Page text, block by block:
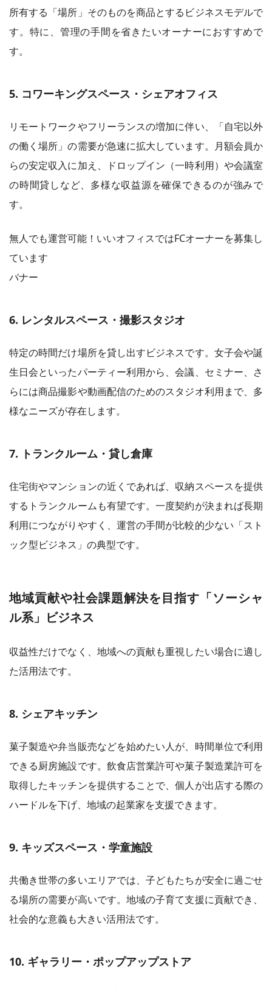
所有する「場所」そのものを商品とするビジネスモデルで
す。特に、管理の手間を省きたいオーナーにおすすめで
す。
5. コワーキングスペース・シェアオフィス
リモートワークやフリーランスの増加に伴い、「自宅以外
の働く場所」の需要が急速に拡大しています。月額会員か
らの安定収入に加え、ドロップイン（一時利用）や会議室
の時間貸しなど、多様な収益源を確保できるのが強みで
す。
無人でも運営可能！いいオフィスではFCオーナーを募集し
ています
バナー
6. レンタルスペース・撮影スタジオ
特定の時間だけ場所を貸し出すビジネスです。女子会や誕
生日会といったパーティー利用から、会議、セミナー、さ
らには商品撮影や動画配信のためのスタジオ利用まで、多
様なニーズが存在します。
7. トランクルーム・貸し倉庫
住宅街やマンションの近くであれば、収納スペースを提供
するトランクルームも有望です。一度契約が決まれば長期
利用につながりやすく、運営の手間が比較的少ない「スト
ック型ビジネス」の典型です。
地域貢献や社会課題解決を目指す「ソーシャ
ル系」ビジネス
収益性だけでなく、地域への貢献も重視したい場合に適し
た活用法です。
8. シェアキッチン
菓子製造や弁当販売などを始めたい人が、時間単位で利用
できる厨房施設です。飲食店営業許可や菓子製造業許可を
取得したキッチンを提供することで、個人が出店する際の
ハードルを下げ、地域の起業家を支援できます。
9. キッズスペース・学童施設
共働き世帯の多いエリアでは、子どもたちが安全に過ごせ
る場所の需要が高いです。地域の子育て支援に貢献でき、
社会的な意義も大きい活用法です。
10. ギャラリー・ポップアップストア